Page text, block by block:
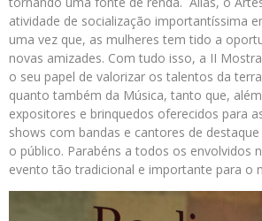
atividade de socialização importantíssima
uma vez que, as mulheres tem tido a
novas amizades. Com tudo isso, a II
o seu papel de valorizar os talentos da
quanto também da Música, tanto que,
expositores e brinquedos oferecidos para
shows com bandas e cantores de
o público. Parabéns a todos os envolvidos
evento tão tradicional e importante para o